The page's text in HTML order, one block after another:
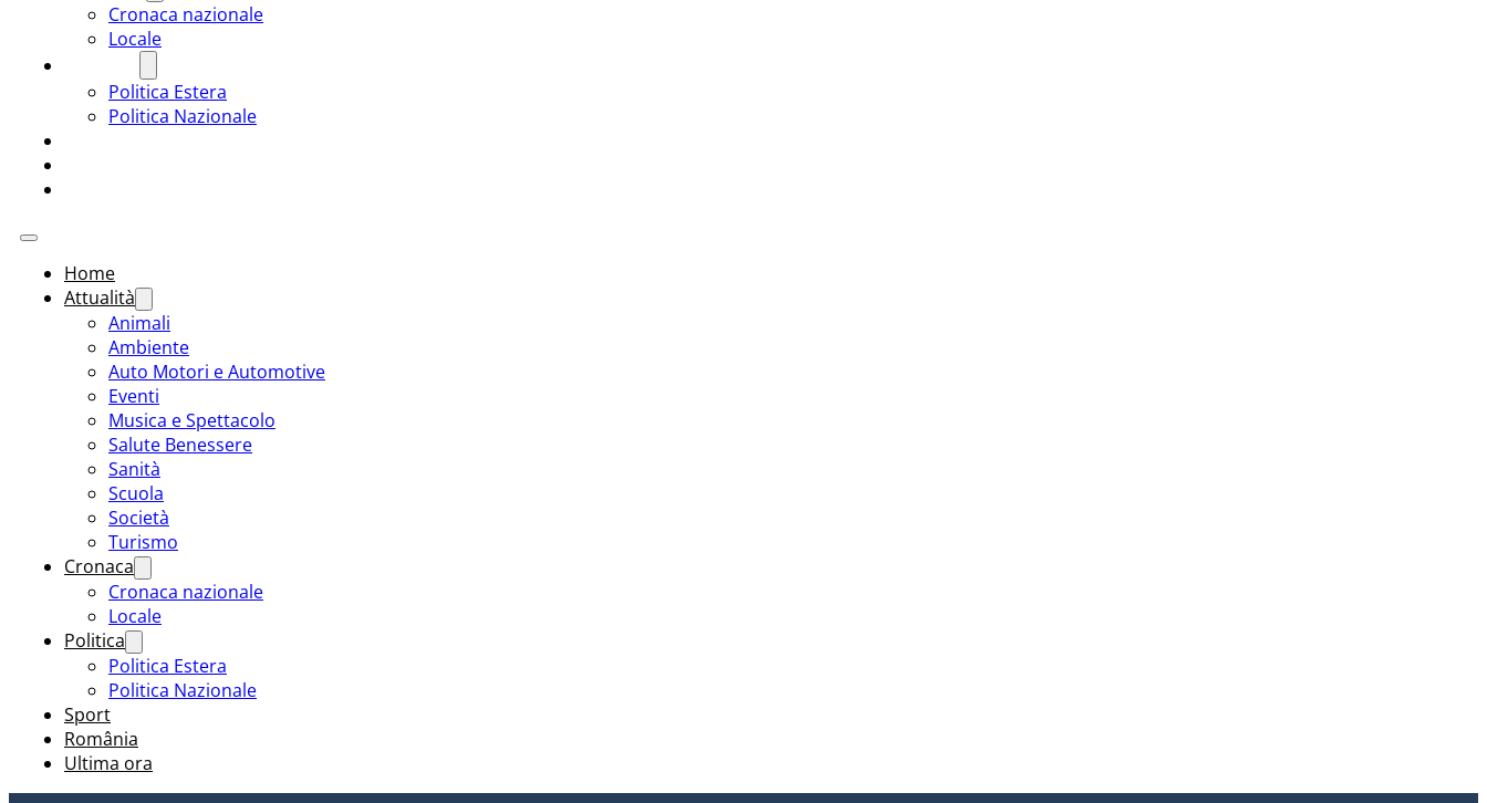
Cronaca nazionale
Locale
Politica Estera
Politica Nazionale
Home
Attualità
Animali
Ambiente
Auto Motori e Automotive
Eventi
Musica e Spettacolo
Salute Benessere
Sanità
Scuola
Società
Turismo
Cronaca
Cronaca nazionale
Locale
Politica
Politica Estera
Politica Nazionale
Sport
România
Ultima ora